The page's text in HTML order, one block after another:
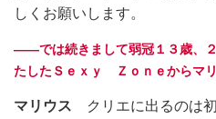
しくお願いします。
――では続きまして弱冠１３歳、
たしたＳｅｘｙ Ｚｏｎｅからマリ
マリウス クリエに出るのは